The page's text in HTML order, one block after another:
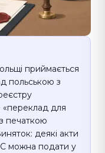
приймається
польською з
«переклад для
печаткою
деякі акти
можна подати у